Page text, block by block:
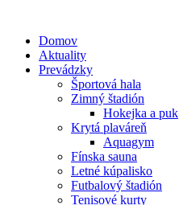
Domov
Aktuality
Prevádzky
Športová hala
Zimný štadión
Hokejka a puk
Krytá plaváreň
Aquagym
Fínska sauna
Letné kúpalisko
Futbalový štadión
Tenisové kurty